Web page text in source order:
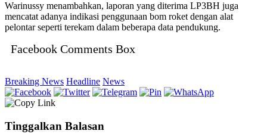
​Warinussy menambahkan, laporan yang diterima LP3BH juga
mencatat adanya indikasi penggunaan bom roket dengan alat
pelontar seperti terekam dalam beberapa data pendukung.
Facebook Comments Box
Breaking News Headline News
Tinggalkan Balasan